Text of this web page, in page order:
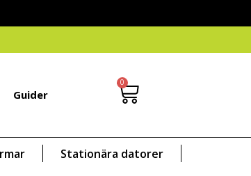
Guider
0
Stationära datorer